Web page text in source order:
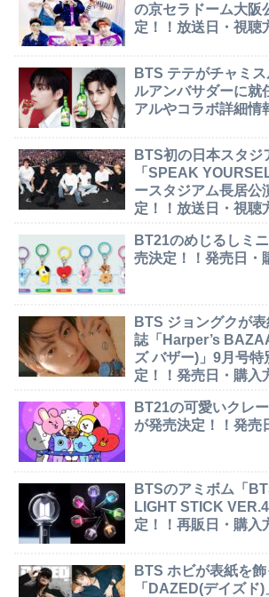
の京セラドーム大阪
定！！放送日・視聴
BTS テテがチャミ
ルアンバサダーに就
アルやコラボ詳細情
BTS初の日本スタジ
「SPEAK
ースタジアム長居公
定！！放送日・視聴
BT21のめじるしミ
売決定！！発売日・
BTS ジョングクが
誌「Harper’s
ズ バザー)」9月号特
定！！発売日・購入
BT21の可愛いクレ
が発売決定！！発売
BTSのアミボム「
LIGHT STICK
定！！再販日・購入
BTS ホビが表紙を
「DAZED(デイズド